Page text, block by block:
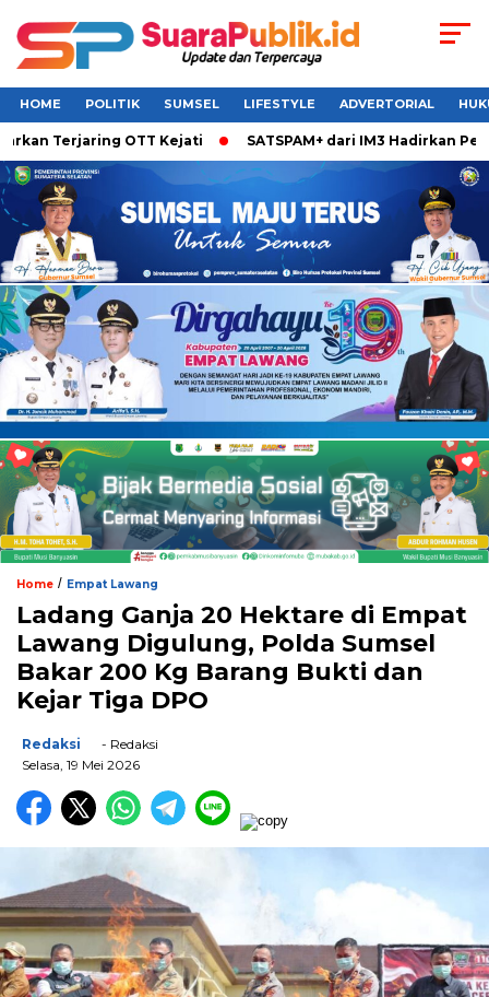
HOME POLITIK SUMSEL LIFESTYLE ADVERTORIAL
Terjaring OTT Kejati SATSPAM+ dari IM3 Hadirkan
Home / Empat Lawang
Ladang Ganja 20 Hektare di Empat
Lawang Digulung, Polda Sumsel
Bakar 200 Kg Barang Bukti dan
Kejar Tiga DPO
Redaksi
- Redaksi
Selasa, 19 Mei 2026